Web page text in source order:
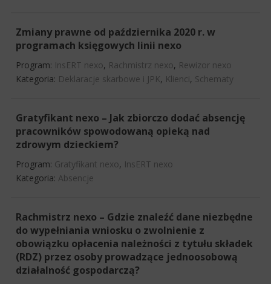
Zmiany prawne od października 2020 r. w
programach księgowych linii nexo
Program: InsERT nexo, Rachmistrz nexo, Rewizor nexo
Kategoria: Deklaracje skarbowe i JPK, Klienci, Schematy
Gratyfikant nexo – Jak zbiorczo dodać absencję
pracowników spowodowaną opieką nad
zdrowym dzieckiem?
Program: Gratyfikant nexo, InsERT nexo
Kategoria: Absencje
Rachmistrz nexo – Gdzie znaleźć dane niezbędne
do wypełniania wniosku o zwolnienie z
obowiązku opłacenia należności z tytułu składek
(RDZ) przez osoby prowadzące jednoosobową
działalność gospodarczą?